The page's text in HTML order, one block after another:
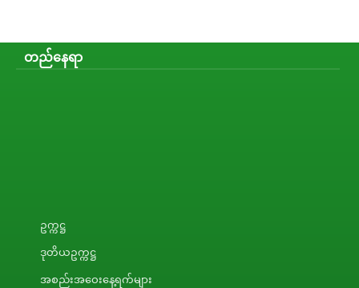
တည်နေရာ
ဥက္ကဋ္ဌ
ဒုတိယဥက္ကဋ္ဌ
အစည်းအဝေးနေ့ရက်များ